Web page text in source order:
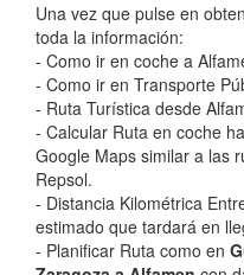
Una vez que pulse en
toda la información:
- Como ir en coche a
- Como ir en Transporte
- Ruta Turística desde
- Calcular Ruta en coche
Google Maps similar a las
Repsol.
- Distancia Kilométrica
estimado que tardará en
- Planificar Ruta como en